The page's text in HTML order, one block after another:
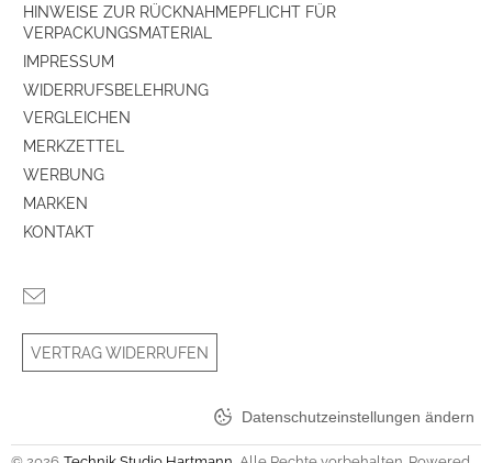
HINWEISE ZUR RÜCKNAHMEPFLICHT FÜR
VERPACKUNGSMATERIAL
IMPRESSUM
WIDERRUFSBELEHRUNG
VERGLEICHEN
MERKZETTEL
WERBUNG
MARKEN
KONTAKT
VERTRAG WIDERRUFEN
Datenschutzeinstellungen ändern